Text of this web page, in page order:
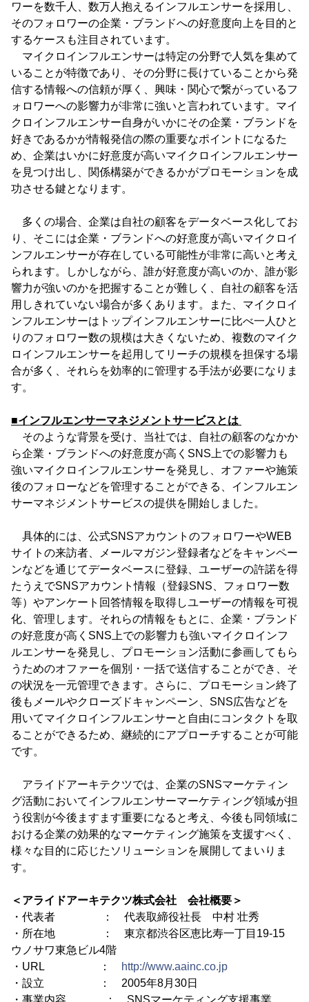
ワーを数千人、数万人抱えるインフルエンサーを採用し、
そのフォロワーの企業・ブランドへの好意度向上を目的と
するケースも注目されています。
マイクロインフルエンサーは特定の分野で人気を集めて
いることが特徴であり、その分野に長けていることから発
信する情報への信頼が厚く、興味・関心で繋がっているフ
ォロワーへの影響力が非常に強いと言われています。マイ
クロインフルエンサー自身がいかにその企業・ブランドを
好きであるかが情報発信の際の重要なポイントになるた
め、企業はいかに好意度が高いマイクロインフルエンサー
を見つけ出し、関係構築ができるかがプロモーションを成
功させる鍵となります。
多くの場合、企業は自社の顧客をデータベース化してお
り、そこには企業・ブランドへの好意度が高いマイクロイ
ンフルエンサーが存在している可能性が非常に高いと考え
られます。しかしながら、誰が好意度が高いのか、誰が影
響力が強いのかを把握することが難しく、自社の顧客を活
用しきれていない場合が多くあります。また、マイクロイ
ンフルエンサーはトップインフルエンサーに比べ一人ひと
りのフォロワー数の規模は大きくないため、複数のマイク
ロインフルエンサーを起用してリーチの規模を担保する場
合が多く、それらを効率的に管理する手法が必要になりま
す。
■インフルエンサーマネジメントサービスとは
そのような背景を受け、当社では、自社の顧客のなかか
ら企業・ブランドへの好意度が高くSNS上での影響力も
強いマイクロインフルエンサーを発見し、オファーや施策
後のフォローなどを管理することができる、インフルエン
サーマネジメントサービスの提供を開始しました。
具体的には、公式SNSアカウントのフォロワーやWEB
サイトの来訪者、メールマガジン登録者などをキャンペー
ンなどを通じてデータベースに登録、ユーザーの許諾を得
たうえでSNSアカウント情報（登録SNS、フォロワー数
等）やアンケート回答情報を取得しユーザーの情報を可視
化、管理します。それらの情報をもとに、企業・ブランド
の好意度が高くSNS上での影響力も強いマイクロインフ
ルエンサーを発見し、プロモーション活動に参画してもら
うためのオファーを個別・一括で送信することができ、そ
の状況を一元管理できます。さらに、プロモーション終了
後もメールやクローズドキャンペーン、SNS広告などを
用いてマイクロインフルエンサーと自由にコンタクトを取
ることができるため、継続的にアプローチすることが可能
です。
アライドアーキテクツでは、企業のSNSマーケティン
グ活動においてインフルエンサーマーケティング領域が担
う役割が今後ますます重要になると考え、今後も同領域に
おける企業の効果的なマーケティング施策を支援すべく、
様々な目的に応じたソリューションを展開してまいりま
す。
＜アライドアーキテクツ株式会社 会社概要＞
・代表者 ： 代表取締役社長 中村 壮秀
・所在地 ： 東京都渋谷区恵比寿一丁目19-15
ウノサワ東急ビル4階
・URL ：
http://www.aainc.co.jp
・設立 ： 2005年8月30日
・事業内容 ： SNSマーケティング支援事業